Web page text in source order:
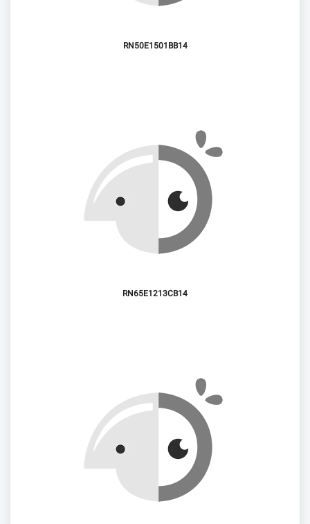
RN50E1501BB14
RN65E1213CB14